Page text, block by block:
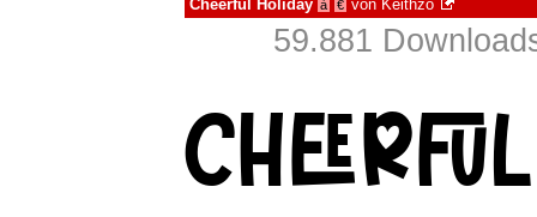
Cheerful Holiday à € von Keithzo
59.881